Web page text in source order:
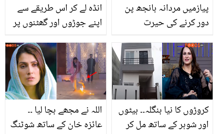
انڈہ لے کر اس طریقے سے
اپنے جوڑوں اور گھٹنوں پر
تکلیف میں کمی لائیں
پیازمیں مردانہ بانجھ پن
دور کرنے کی حیرت
بہت سی بیماریوں کا واحد
علاج
اللہ نے مجھے بچا لیا ۔۔
عائزہ خان کے ساتھ شوٹنگ
کروڑوں کا نیا بنگلہ۔۔ بیٹوں
اور شوہر کے ساتھ مل کر